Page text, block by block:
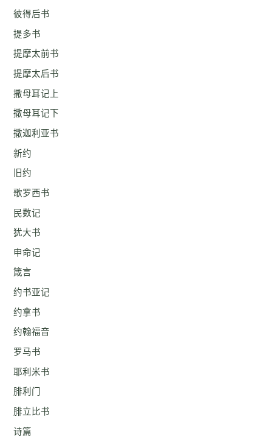
彼得后书
提多书
提摩太前书
提摩太后书
撒母耳记上
撒母耳记下
撒迦利亚书
新约
旧约
歌罗西书
民数记
犹大书
申命记
箴言
约书亚记
约拿书
约翰福音
罗马书
耶利米书
腓利门
腓立比书
诗篇